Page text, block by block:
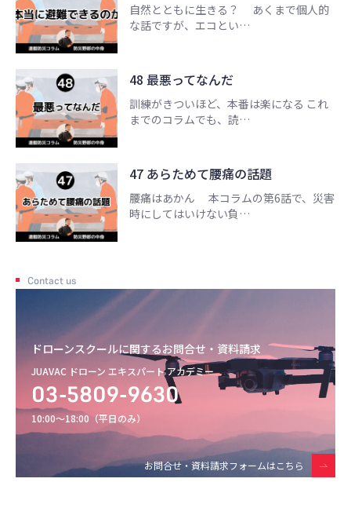
自然とともに生きる？ あくまで個人的
な話ですが、エコとい…
48 最悪ってなんだ
訓練がきついほど、本番は楽になる これ
までのコラムでも、読…
47 あらためて腰痛の話題
腰痛はあかん 本コラムの第6話で、災害
時にしてはいけない負…
Contact us
ドローンスクールに関するお問合せ・資料請求
JUAVAC ドローン エキスパート アカデミー
03-5809-9630
10:00〜18:00（平日のみ）
お問合せ・資料請求フォームはこちら